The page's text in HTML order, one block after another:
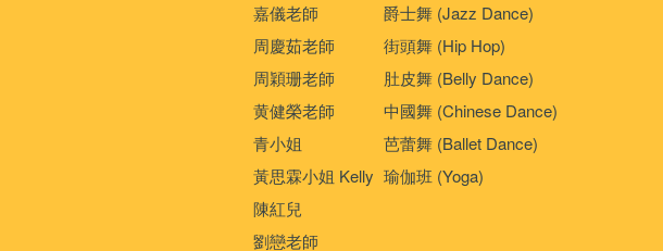
嘉儀老師
周慶茹老師
周穎珊老師
黄健榮老師
青小姐
黃思霖小姐 Kelly
陳紅兒
劉戀老師
爵士舞 (Jazz Dance)
街頭舞 (Hip Hop)
肚皮舞 (Belly Dance)
中國舞 (Chinese Dance)
芭蕾舞 (Ballet Dance)
瑜伽班 (Yoga)